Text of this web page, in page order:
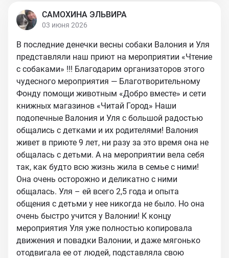
САМОХИНА ЭЛЬВИРА
03 июня 2026
В последние денечки весны собаки Валония и Уля
представляли наш приют на мероприятии «Чтение
с собаками» !!! Благодарим организаторов этого
чудесного мероприятия — Благотворительному
Фонду помощи животным «Добро вместе» и сети
книжных магазинов «Читай Город» Наши
подопечные Валония и Уля с большой радостью
общались с детками и их родителями! Валония
живет в приюте 9 лет, ни разу за это время она не
общалась с детьми. А на мероприятии вела себя
так, как будто всю жизнь жила в семье с ними!
Она очень осторожно и деликатно с ними
общалась. Уля – ей всего 2,5 года и опыта
общения с детьми у нее никогда не было. Но она
очень быстро учится у Валонии! К концу
мероприятия Уля уже полностью копировала
движения и повадки Валонии, и даже мягонько
отодвигала ее от людей, подставляла свою